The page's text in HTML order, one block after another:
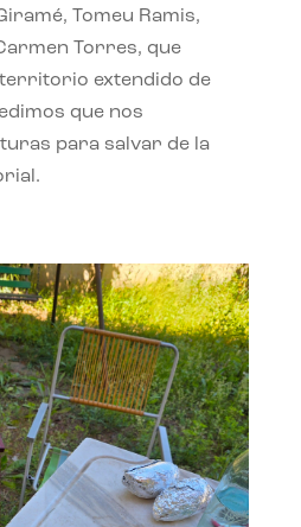
Tomeu Ramis,
Torres, que
extendido de
que nos
para salvar de la